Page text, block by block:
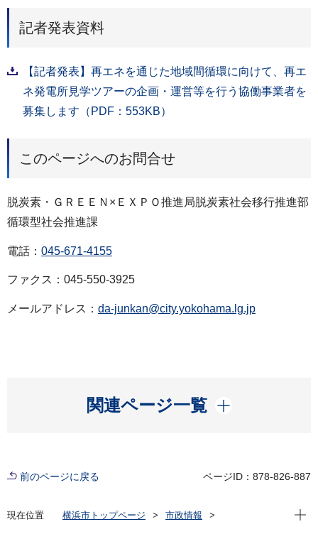
記者発表資料
【記者発表】再エネを通じた地域間循環に向けて、再エ
ネ発電所見学ツアーの企画・運営等を行う協働事業者を
募集します（PDF：553KB）
このページへのお問合せ
脱炭素・ＧＲＥＥＮ×ＥＸＰＯ推進局脱炭素社会移行推進部
循環型社会推進課
電話： 045-671-4155
ファクス：045-550-3925
メールアドレス： da-junkan@city.yokohama.lg.jp
関連ページ一覧
開く
前のページに戻る ページID：878-826-887
現在位置 横浜市トップページ
市政情報
現在